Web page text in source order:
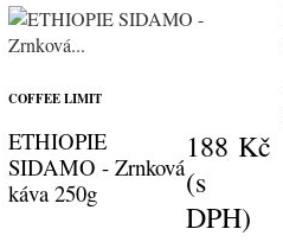
COFFEE LIMIT
ETHIOPIE
SIDAMO - Zrnková
káva 250g
188 Kč
(s
DPH)